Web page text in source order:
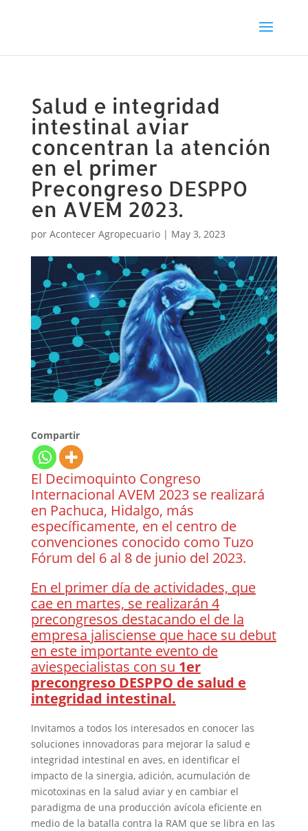
Salud e integridad
intestinal aviar
concentran la atención
en el primer
Precongreso DESPPO
en AVEM 2023.
por Acontecer Agropecuario| May 3, 2023
Compartir
El Decimoquinto Congreso
Internacional AVEM 2023 se realizará
en Pachuca, Hidalgo, más
específicamente, en el centro de
convenciones conocido como Tuzo
Fórum del 6 al 8 de junio del 2023.
En el primer día de actividades, que
cae en martes, se realizarán 4
precongresos destacando el de la
empresa jalisciense que hace su debut
en este importante evento de
aviespecialistas con su 1er
precongreso DESPPO de salud e
integridad intestinal.
Invitamos a todos los interesados en conocer las
soluciones innovadoras para mejorar la salud e
integridad intestinal en aves, en identificar el
impacto de la sinergia, adición, acumulación de
micotoxinas en la salud aviar y en cambiar el
paradigma de una producción avícola eficiente en
medio de la batalla contra la RAM que se libra en las